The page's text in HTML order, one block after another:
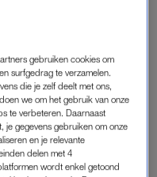
Ze werd dood
water in
na 04.00 uur vanochtend
gebruiken cookies om
surfgedrag te verzamelen.
die je zelf deelt met ons,
we om het gebruik van onze
te verbeteren. Daarnaast
je gegevens gebruiken om onze
en je relevante
delen met 4
wordt enkel getoond